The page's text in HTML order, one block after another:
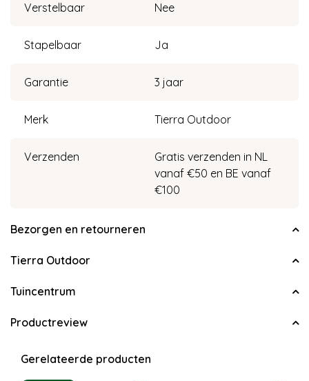
Verstelbaar Nee
Stapelbaar Ja
Garantie 3 jaar
Merk Tierra Outdoor
Verzenden
Gratis verzenden in NL
vanaf €50 en BE vanaf
€100
Bezorgen en retourneren
Tierra Outdoor
Tuincentrum
Productreview
Gerelateerde producten